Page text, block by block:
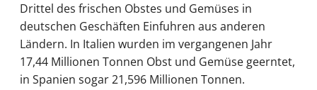
Drittel des frischen Obstes und Gemüses in
deutschen Geschäften Einfuhren aus anderen
Ländern. In Italien wurden im vergangenen Jahr
17,44 Millionen Tonnen Obst und Gemüse geerntet,
in Spanien sogar 21,596 Millionen Tonnen.